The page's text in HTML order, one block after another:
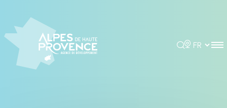
Rechercher
Choisir la